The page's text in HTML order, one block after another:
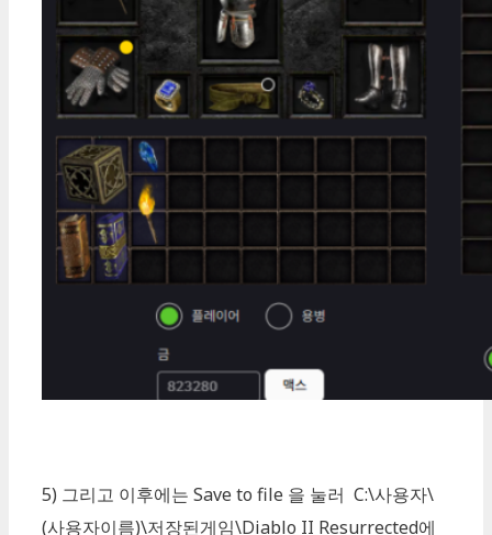
5) 그리고 이후에는 Save to file 을 눌러 C:\사용자\
(사용자이름)\저장된게임\Diablo II Resurrected에